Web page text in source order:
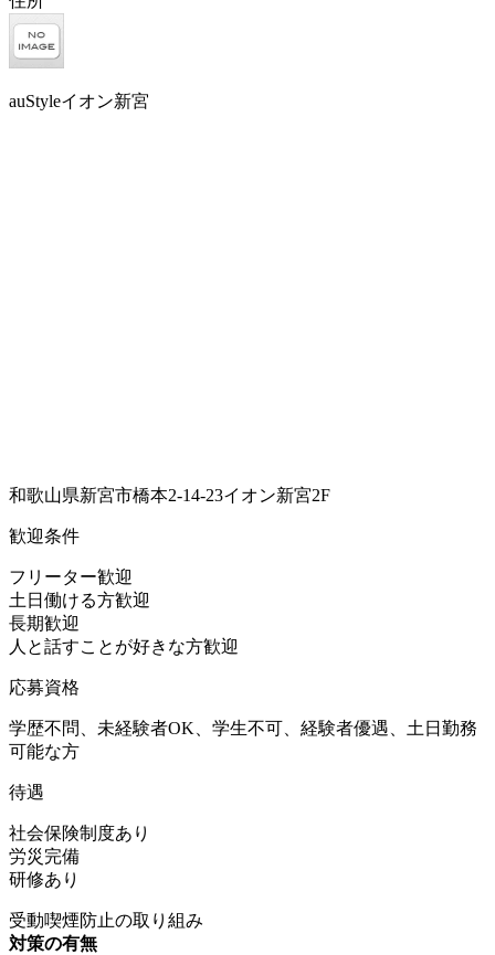
auStyleイオン新宮
和歌山県新宮市橋本2-14-23イオン新宮2F
歓迎条件
フリーター歓迎
土日働ける方歓迎
長期歓迎
人と話すことが好きな方歓迎
応募資格
学歴不問、未経験者OK、学生不可、経験者優遇、土日勤務
可能な方
待遇
社会保険制度あり
労災完備
研修あり
受動喫煙防止の取り組み
対策の有無